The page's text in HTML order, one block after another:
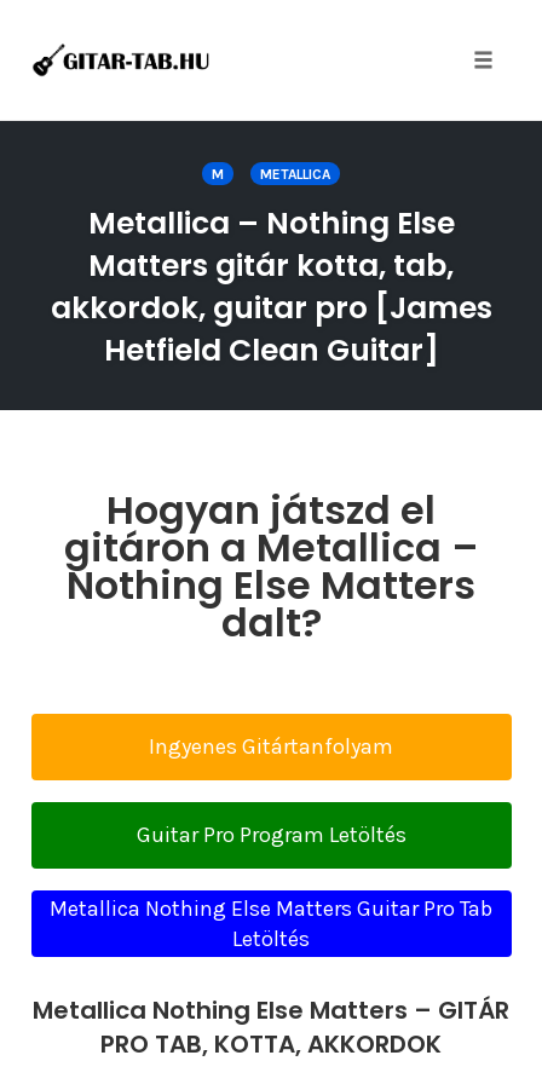
M METALLICA
Metallica – Nothing Else
Matters gitár kotta, tab,
akkordok, guitar pro [James
Hetfield Clean Guitar]
Hogyan játszd el
gitáron a Metallica –
Nothing Else Matters
dalt?
Ingyenes Gitártanfolyam
Guitar Pro Program Letöltés
Metallica Nothing Else Matters Guitar Pro Tab
Letöltés
Metallica Nothing Else Matters – GITÁR
PRO TAB, KOTTA, AKKORDOK